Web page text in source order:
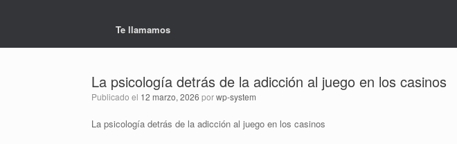
Te llamamos
La psicología detrás de la adicción al juego en los casinos
Publicado el 12 marzo, 2026 porwp-system
La psicología detrás de la adicción al juego en los casinos